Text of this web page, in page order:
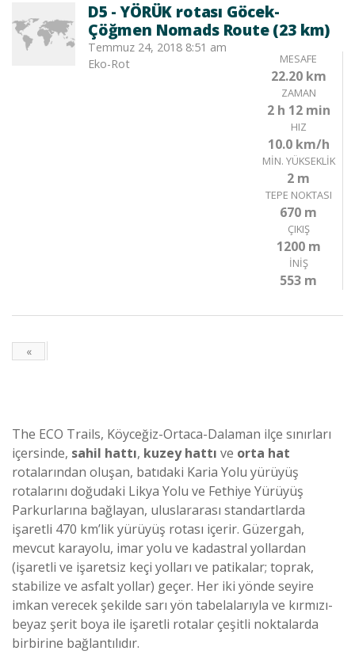
D5 - YÖRÜK rotası Göcek-
Çöğmen Nomads Route (23 km)
MESAFE
22.20 km
ZAMAN
2 h 12 min
HIZ
10.0 km/h
MIN. YÜKSEKLIK
2 m
TEPE NOKTASI
670 m
ÇIKIŞ
1200 m
İNIŞ
553 m
Temmuz 24, 2018 8:51 am
Eko-Rot
«
The ECO Trails, Köyceğiz-Ortaca-Dalaman ilçe sınırları
içersinde, sahil hattı, kuzey hattı ve orta hat
rotalarından oluşan, batıdaki Karia Yolu yürüyüş
rotalarını doğudaki Likya Yolu ve Fethiye Yürüyüş
Parkurlarına bağlayan, uluslararası standartlarda
işaretli 470 km’lik yürüyüş rotası içerir. Güzergah,
mevcut karayolu, imar yolu ve kadastral yollardan
(işaretli ve işaretsiz keçi yolları ve patikalar; toprak,
stabilize ve asfalt yollar) geçer. Her iki yönde seyire
imkan verecek şekilde sarı yön tabelalarıyla ve kırmızı-
beyaz şerit boya ile işaretli rotalar çeşitli noktalarda
birbirine bağlantılıdır.